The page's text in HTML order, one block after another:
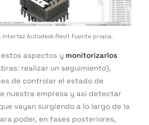
Interfaz Autodesk Revit Fuente propia.
aspectos y monitorizarlos
realizar un seguimiento),
de controlar el estado de
nuestra empresa y así detectar
vayan surgiendo a lo largo de la
poder, en fases posteriores,